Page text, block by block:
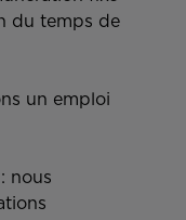
du temps de
un emploi
nous